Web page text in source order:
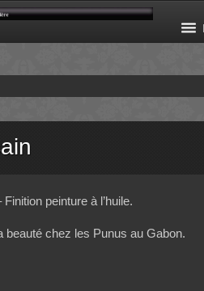
peinture à l’huile.
beauté chez les Punus au Gabon.